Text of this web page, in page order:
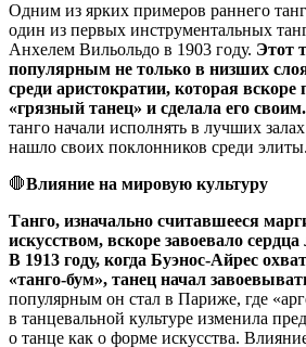
Одним из ярких примеров раннего
один из первых инструментальных
Анхелем Вильольдо в 1903 году. Этот
популярным не только в низших
среди аристократии, которая вскоре
«грязный танец» и сделала его своим.
танго начали исполнять в лучших
нашло своих поклонников среди элиты.
🛑Влияние на мировую культуру
Танго, изначально считавшееся
искусством, вскоре завоевало
В 1913 году, когда Буэнос-Айрес
«танго-бум», танец начал
популярным он стал в Париже, где
в танцевальной культуре изменила
о танце как о форме искусства.